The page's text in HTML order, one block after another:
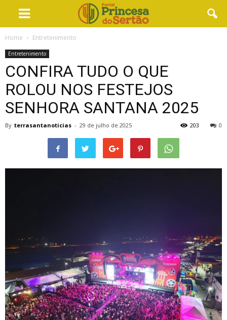
Home Entretenimento
Entretenimento
CONFIRA TUDO O QUE
ROLOU NOS FESTEJOS
SENHORA SANTANA 2025
By terrasantanoticias - 29 de julho de 2025 0
203